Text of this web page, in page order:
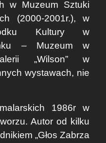
w Muzeum Sztuki
(2000-2001r.), w
Kultury w
– Muzeum w
„Wilson” w
wystawach, nie
1986r w
Autor od kilku
„Głos Zabrza